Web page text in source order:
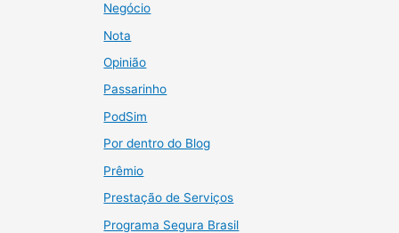
Negócio
Nota
Opinião
Passarinho
PodSim
Por dentro do Blog
Prêmio
Prestação de Serviços
Programa Segura Brasil